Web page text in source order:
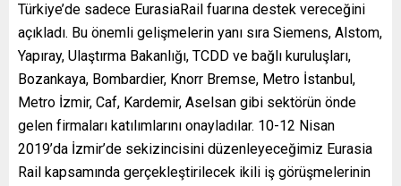
Türkiye’de sadece EurasiaRail fuarına destek vereceğini
açıkladı. Bu önemli gelişmelerin yanı sıra Siemens, Alstom,
Yapıray, Ulaştırma Bakanlığı, TCDD ve bağlı kuruluşları,
Bozankaya, Bombardier, Knorr Bremse, Metro İstanbul,
Metro İzmir, Caf, Kardemir, Aselsan gibi sektörün önde
gelen firmaları katılımlarını onayladılar. 10-12 Nisan
2019’da İzmir’de sekizincisini düzenleyeceğimiz Eurasia
Rail kapsamında gerçekleştirilecek ikili iş görüşmelerinin